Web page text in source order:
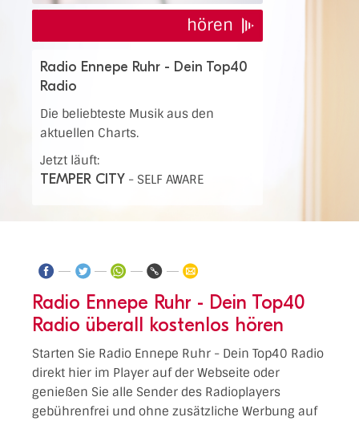
hören
Radio Ennepe Ruhr - Dein Top40
Radio
Die beliebteste Musik aus den
aktuellen Charts.
Jetzt läuft:
TEMPER CITY - SELF AWARE
Radio Ennepe Ruhr - Dein Top40
Radio überall kostenlos hören
Starten Sie Radio Ennepe Ruhr - Dein Top40 Radio
direkt hier im Player auf der Webseite oder
genießen Sie alle Sender des Radioplayers
gebührenfrei und ohne zusätzliche Werbung auf